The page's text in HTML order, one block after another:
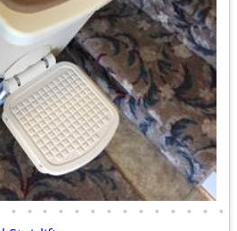
• • • • • • • • • • • • • •